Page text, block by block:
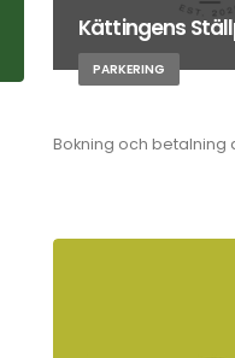
Kättingens
PARKERING
Bokning och betalning